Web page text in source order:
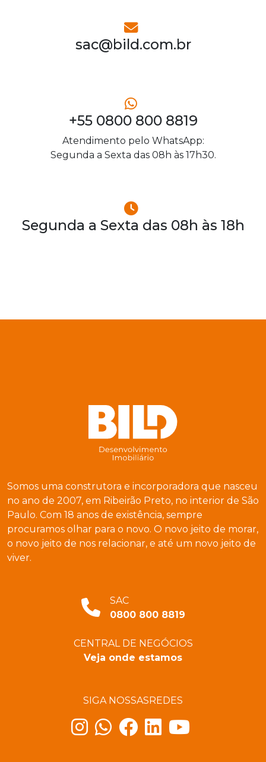
sac@bild.com.br
+55 0800 800 8819
Atendimento pelo WhatsApp:
Segunda a Sexta das 08h às 17h30.
Segunda a Sexta das 08h às 18h
Somos uma construtora e incorporadora que nasceu
no ano de 2007, em Ribeirão Preto, no interior de São
Paulo. Com 18 anos de existência, sempre
procuramos olhar para o novo. O novo jeito de morar,
o novo jeito de nos relacionar, e até um novo jeito de
viver.
SAC
0800 800 8819
CENTRAL DE NEGÓCIOS
Veja onde estamos
SIGA NOSSASREDES